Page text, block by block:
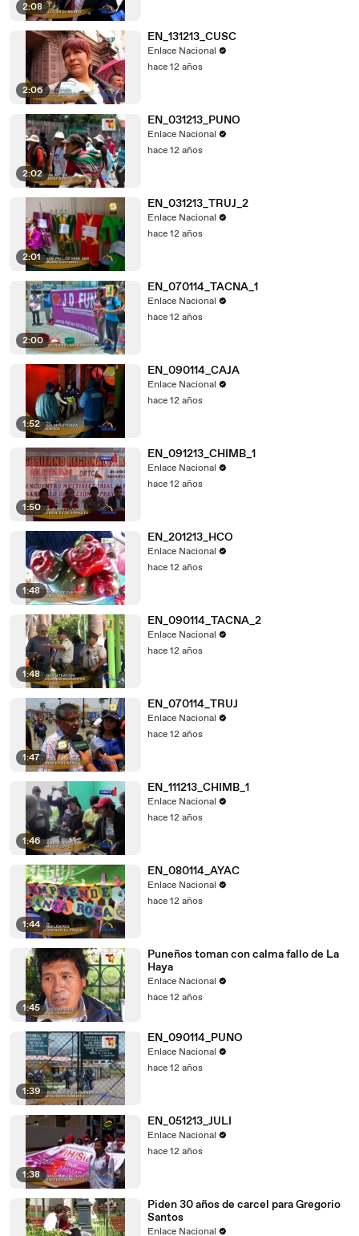
2:08
2:06
EN_131213_CUSC
Enlace Nacional
hace 12 años
2:02
EN_031213_PUNO
Enlace Nacional
hace 12 años
2:01
EN_031213_TRUJ_2
Enlace Nacional
hace 12 años
2:00
EN_070114_TACNA_1
Enlace Nacional
hace 12 años
1:52
EN_090114_CAJA
Enlace Nacional
hace 12 años
1:50
EN_091213_CHIMB_1
Enlace Nacional
hace 12 años
1:48
EN_201213_HCO
Enlace Nacional
hace 12 años
1:48
EN_090114_TACNA_2
Enlace Nacional
hace 12 años
1:47
EN_070114_TRUJ
Enlace Nacional
hace 12 años
1:46
EN_111213_CHIMB_1
Enlace Nacional
hace 12 años
1:44
EN_080114_AYAC
Enlace Nacional
hace 12 años
1:45
Puneños toman con calma fallo de La
Haya
Enlace Nacional
hace 12 años
1:39
EN_090114_PUNO
Enlace Nacional
hace 12 años
1:38
EN_051213_JULI
Enlace Nacional
hace 12 años
Piden 30 años de carcel para Gregorio
Santos
Enlace Nacional